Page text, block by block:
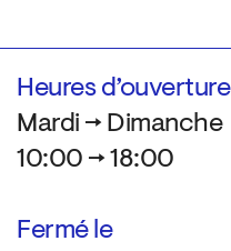
Heures d’ouverture
Mardi → Dimanche
10:00 → 18:00
Fermé le